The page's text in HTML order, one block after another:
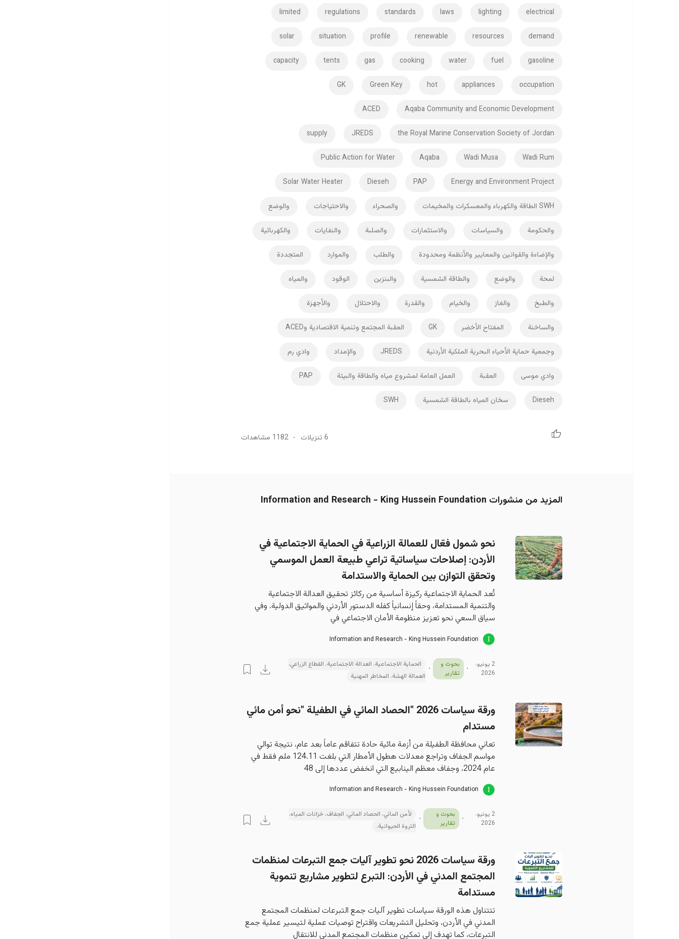
electrical
lighting
laws
standards
regulations
limited
demand
resources
renewable
profile
situation
solar
gasoline
fuel
water
cooking
gas
tents
capacity
occupation
appliances
hot
Green Key
GK
Aqaba Community and Economic Development
ACED
the Royal Marine Conservation Society of Jordan
JREDS
supply
Wadi Rum
Wadi Musa
Aqaba
Public Action for Water
Energy and Environment Project
PAP
Dieseh
Solar Water Heater
SWH الطاقة والكهرباء والمعسكرات والمخيمات والصحراء والاحتياجات والوضع
والحكومة والسياسات والاستثمارات والصلبة والنفايات والكهربائية
والإضاءة والقوانين والمعايير والأنظمة ومحدودة والطلب والموارد المتجددة
لمحة والوضع والطاقة الشمسية والبنزين الوقود والمياه
والطبخ والغاز والخيام والقدرة والاحتلال والأجهزة
والساخنة المفتاح الأخضر GK العقبة المجتمع وتنمية الاقتصادية وACED
وجمعية حماية الأحياء البحرية الملكية الأردنية JREDS والإمداد وادي رم
وادي موسى العقبة العمل العامة لمشروع مياه والطاقة والبيئة PAP
Dieseh سخان المياه بالطاقة الشمسية SWH
6 تنزيلات 1182 مشاهدات
المزيد من منشورات Information and Research - King Hussein Foundation
نحو شمول فعّال للعمالة الزراعية في الحماية الاجتماعية في
الأردن: إصلاحات سياساتية تراعي طبيعة العمل الموسمي
وتحقق التوازن بين الحماية والاستدامة
تُعد الحماية الاجتماعية ركيزة أساسية من ركائز تحقيق العدالة الاجتماعية
والتنمية المستدامة، وحقاً إنسانياً كفله الدستور الأردني والمواثيق الدولية. وفي
سياق السعي نحو تعزيز منظومة الأمان الاجتماعي في
Information and Research - King Hussein Foundation
2 يونيو،
2026
بحوث و
تقارير
الحماية الاجتماعية، العدالة الاجتماعية، القطاع الزراعي،
العمالة الهشة، المخاطر المهنية
ورقة سياسات 2026 "الحصاد المائي في الطفيلة "نحو أمن مائي
مستدام
تعاني محافظة الطفيلة من أزمة مائية حادة تتفاقم عاماً بعد عام، نتيجة توالي
مواسم الجفاف وتراجع معدلات هطول الأمطار التي بلغت 124.11 ملم فقط في
عام 2024، وجفاف معظم الينابيع التي انخفض عددها إلى 48
Information and Research - King Hussein Foundation
2 يونيو،
2026
بحوث و
تقارير
لأمن المائي، الحصاد المائي، الجفاف، خزانات المياه،
الثروة الحيوانية.
ورقة سیاسات 2026 نحو تطوير آليات جمع التبرعات لمنظمات
المجتمع المدني في الأردن: التبرع لتطوير مشاريع تنموية
مستدامة
تتتناول هذه الورقة سياسات تطوير آليات جمع التبرعات لمنظمات المجتمع
المدني في الأردن، وتحليل التشريعات واقتراح توصيات عملية لتيسير عملية جمع
التبرعات، كما تهدف إلى تمكين منظمات المجتمع المدني للانتقال